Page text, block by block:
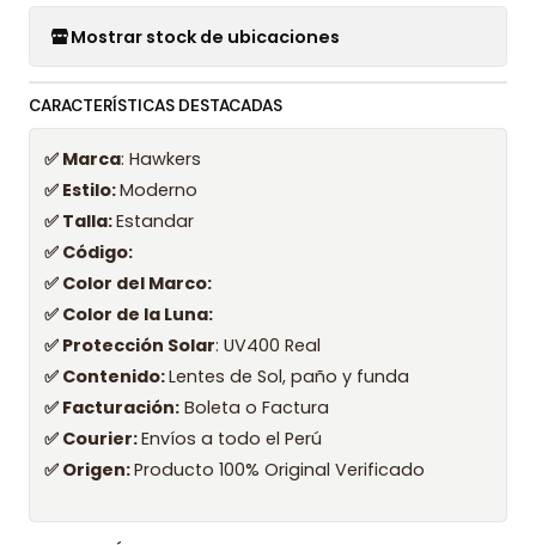
Mostrar stock de ubicaciones
CARACTERÍSTICAS DESTACADAS
✅ Marca: Hawkers
✅ Estilo:Moderno
✅ Talla:Estandar
✅ Código:
✅ Color del Marco:
✅ Color de la Luna:
✅ Protección Solar: UV400 Real
✅ Contenido:Lentes de Sol, paño y funda
✅ Facturación: Boleta o Factura
✅ Courier:Envíos a todo el Perú
✅ Origen:Producto 100% Original Verificado